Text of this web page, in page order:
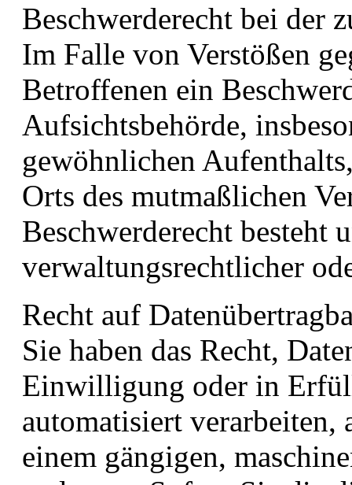
Beschwerderecht bei der
Im Falle von Verstößen
Betroffenen ein
Aufsichtsbehörde,
gewöhnlichen
Orts des mutmaßlichen
Beschwerderecht besteht
verwaltungsrechtlicher
Recht auf
Sie haben das Recht,
Einwilligung oder in
automatisiert verarbeiten,
einem gängigen,